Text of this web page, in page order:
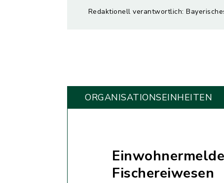
Redaktionell verantwortlich:
ORGANISATIONS­EINHEITEN
Fischereiwesen